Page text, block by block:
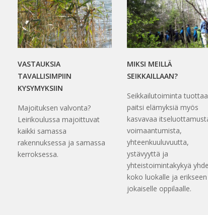
VASTAUKSIA
TAVALLISIMPIIN
KYSYMYKSIIN
Majoituksen valvonta?
Leirikoulussa majoittuvat
kaikki samassa
rakennuksessa ja samassa
kerroksessa.
MIKSI MEILLÄ
SEIKKAILLAAN?
Seikkailutoiminta tuottaa
paitsi elämyksiä myös
kasvavaa
voimaantumista,
yhteenkuuluvuutta,
ystävyyttä ja
yhteistoimintakykyä
koko luokalle ja erikseen
jokaiselle oppilaalle.